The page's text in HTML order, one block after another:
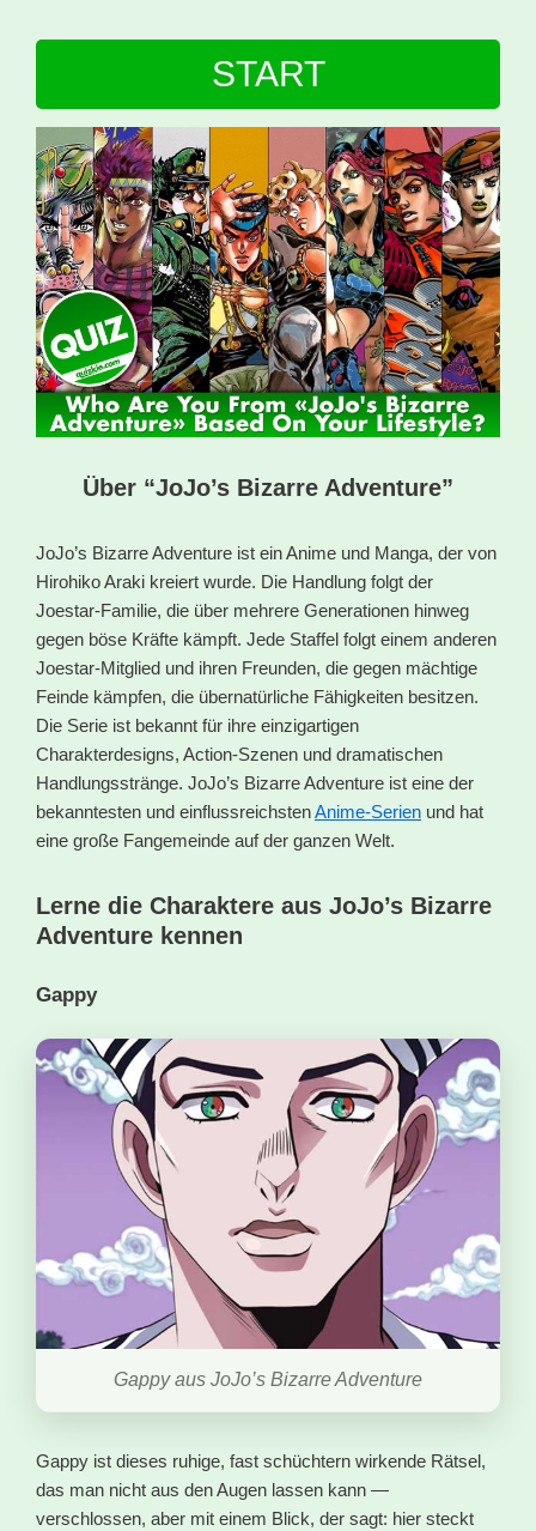
START
Über “JoJo’s Bizarre Adventure”
JoJo’s Bizarre Adventure ist ein Anime und Manga, der von
Hirohiko Araki kreiert wurde. Die Handlung folgt der
Joestar-Familie, die über mehrere Generationen hinweg
gegen böse Kräfte kämpft. Jede Staffel folgt einem anderen
Joestar-Mitglied und ihren Freunden, die gegen mächtige
Feinde kämpfen, die übernatürliche Fähigkeiten besitzen.
Die Serie ist bekannt für ihre einzigartigen
Charakterdesigns, Action-Szenen und dramatischen
Handlungsstränge. JoJo’s Bizarre Adventure ist eine der
bekanntesten und einflussreichstenAnime-Serien und hat
eine große Fangemeinde auf der ganzen Welt.
Lerne die Charaktere aus JoJo’s Bizarre
Adventure kennen
Gappy
Gappy aus JoJo’s Bizarre Adventure
Gappy ist dieses ruhige, fast schüchtern wirkende Rätsel,
das man nicht aus den Augen lassen kann —
verschlossen, aber mit einem Blick, der sagt: hier steckt